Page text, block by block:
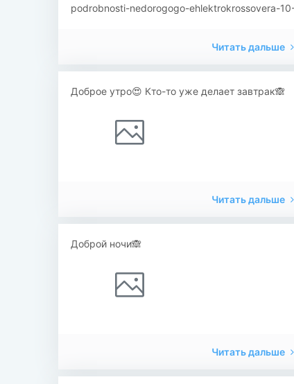
podrobnosti-nedorogogo-ehlektrokrossovera-
Читать дальше
Доброе утро😍 Кто-то уже делает завтрак🙈
Читать дальше
Доброй ночи🙈
Читать дальше